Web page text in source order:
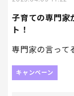
子育ての専門家
ト！
専門家の言って
キャンペーン